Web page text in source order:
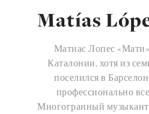
Matías
Матиас Лопес
Каталонии, хотя из
поселился в
профессионально
Многогранный